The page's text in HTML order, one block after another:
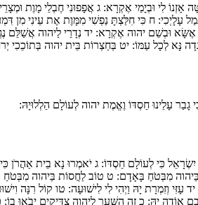
אָזְנוֹ לִי וּבְיָמַי אֶקְרָא: ג אֲפָפוּנִי חֶבְלֵי מָוֶת
עָלָיְכִי: ח כִּי חִלַּצְתָּ נַפְשִׁי מִמָּוֶת אֶת עֵינִי מִן
אֶשָּׂא וּבְשֵׁם יהוה אֶקְרָא: יד נְדָרַי לַיהוה אֲשַׁלֵּם
נָּא לְכָל עַמּוֹ: יט בְּחַצְרוֹת בֵּית יהוה בְּתוֹכֵכִי
גָבַר עָלֵינוּ חַסְדּוֹ וֶאֱמֶת יהוה לְעוֹלָם הַלְלוּיָהּ:
כִּי לְעוֹלָם חַסְדּוֹ: ג יֹאמְרוּ נָא בֵית אַהֲרֹן
מִבְּטֹחַ בָּאָדָם: ט טוֹב לַחֲסוֹת בַּיהוה מִבְּטֹחַ
יד עָזִּי וְזִמְרָת יָהּ וַיְהִי לִי לִישׁוּעָה: טו קוֹל רִנָּה
אוֹדֶה יָהּ: כ זֶה הַשַּׁעַר לַיהוה צַדִּיקִים יָבֹאוּ בוֹ: